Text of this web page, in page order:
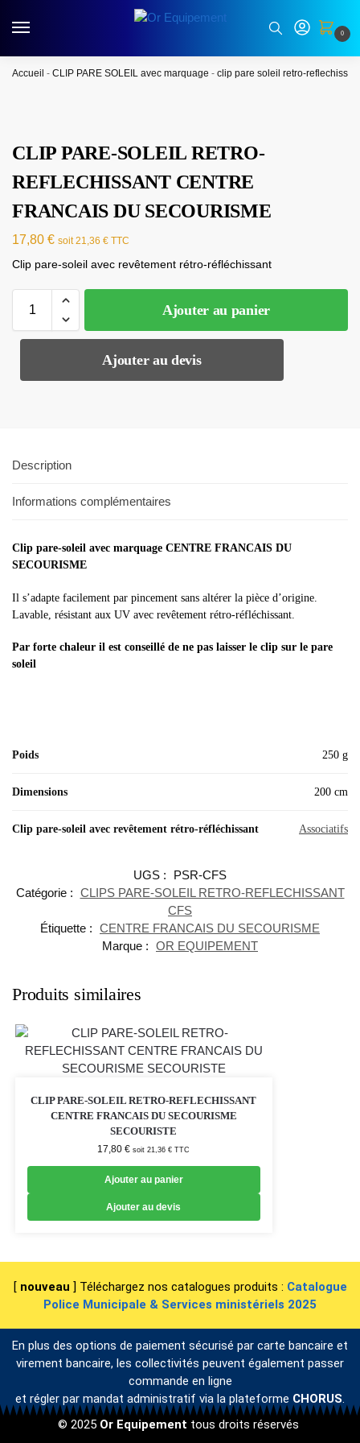
0
Accueil - CLIP PARE SOLEIL avec marquage - clip pare soleil retro-
CLIP PARE-SOLEIL RETRO-
REFLECHISSANT CENTRE
FRANCAIS DU SECOURISME
17,80 € soit21,36 € TTC
Clip pare-soleil avec revêtement rétro-réfléchissant
Ajouter au panier
Ajouter au devis
Description
Informations complémentaires
Clip pare-soleil avec marquage CENTRE FRANCAIS DU
SECOURISME
Il s’adapte facilement par pincement sans altérer la pièce d’origine.
Lavable, résistant aux UV avec revêtement rétro-réfléchissant.
Par forte chaleur il est conseillé de ne pas laisser le clip sur le pare
soleil
Poids 250 g
Dimensions 200 cm
Clip pare-soleil avec revêtement rétro-réfléchissant Associatifs
UGS :
PSR-CFS
Catégorie : CLIPS PARE-SOLEIL RETRO-REFLECHISSANT
CFS
Étiquette : CENTRE FRANCAIS DU SECOURISME
Marque : OR EQUIPEMENT
Produits similaires
CLIP PARE-SOLEIL RETRO-REFLECHISSANT
CENTRE FRANCAIS DU SECOURISME
SECOURISTE
17,80€ soit21,36€ TTC
Ajouter au panier
Ajouter au devis
[ nouveau ] Téléchargez nos catalogues produits : Catalogue
Police Municipale & Services ministériels 2025
En plus des options de paiement sécurisé par carte bancaire et
virement bancaire, les collectivités peuvent également passer
commande en ligne
et régler par mandat administratif via la plateforme CHORUS.
© 2025 Or Equipement tous droits réservés